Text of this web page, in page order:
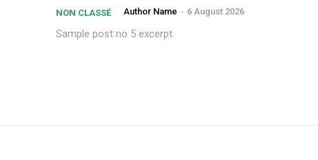
NON CLASSÉ Author Name - 6 August 2026
Sample post no 5 excerpt.